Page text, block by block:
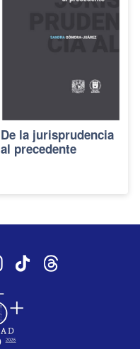
De la jurisprudencia
al precedente